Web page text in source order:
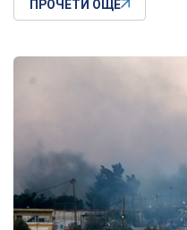
ПРОЧЕТИ ОЩЕ